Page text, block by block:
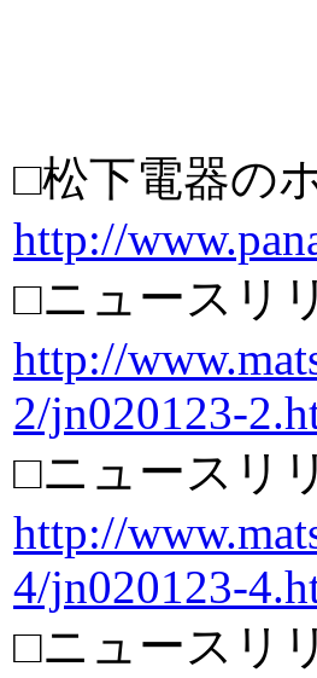
□松下電器の
http://
□ニュースリ
http://
2/jn020123-
□ニュースリ
http://
4/jn020123-
□ニュースリ